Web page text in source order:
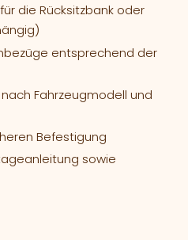
die Rücksitzbank oder
entsprechend der
Fahrzeugmodell und
Befestigung
sowie